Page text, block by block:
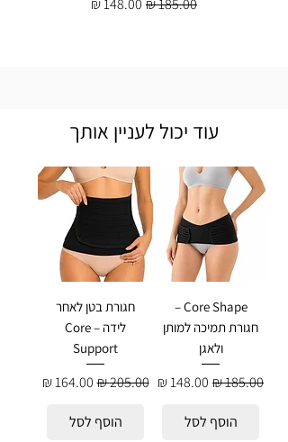
עוד יכול לעניין אותך
Core Shape –
חגורת תמיכה למותן
ולאגן
מחיר רגיל מחיר מבצע
הוסף לסל
חגורת בטן לאחר
לידה – Core
Support
מחיר רגיל‏205.00 ‏₪ מחיר מבצע
הוסף לסל